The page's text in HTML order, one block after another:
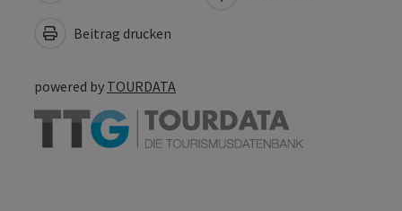
Beitrag drucken
powered by TOURDATA